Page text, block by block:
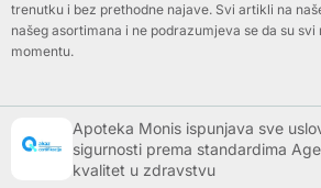
trenutku i bez prethodne najave. Svi artikli na
našeg asortimana i ne podrazumjeva se da su svi
momentu.
Apoteka Monis ispunjava sve
sigurnosti prema standardima
kvalitet u zdravstvu